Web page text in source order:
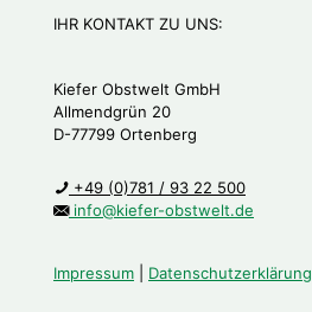
IHR KONTAKT ZU UNS:
Kiefer Obstwelt GmbH
Allmendgrün 20
D-77799 Ortenberg
+49 (0)781 / 93 22 500
info@kiefer-obstwelt.de
Impressum Datenschutzerklärung